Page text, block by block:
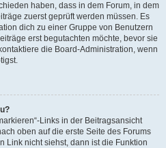
haben, dass in dem Forum, in dem
zuerst geprüft werden müssen. Es
dich zu einer Gruppe von Benutzern
erst begutachten möchte, bevor sie
die Board-Administration, wenn
Links in der Beitragsansicht
oben auf die erste Seite des Forums
Link nicht siehst, dann ist die Funktion